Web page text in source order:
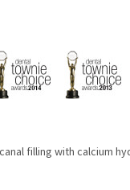
filling with calcium